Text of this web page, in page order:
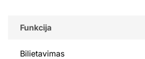
Funkcija
Bilietavimas